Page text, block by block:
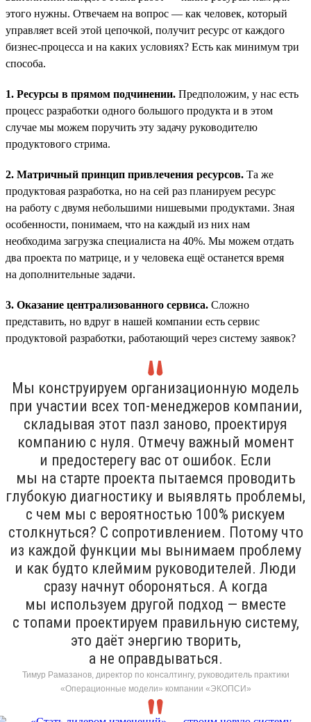
этого нужны. Отвечаем на вопрос — как человек, который
управляет всей этой цепочкой, получит ресурс от каждого
бизнес-процесса и на каких условиях? Есть как минимум три
способа.
1. Ресурсы в прямом подчинении. Предположим, у нас есть
процесс разработки одного большого продукта и в этом
случае мы можем поручить эту задачу руководителю
продуктового стрима.
2. Матричный принцип привлечения ресурсов. Та же
продуктовая разработка, но на сей раз планируем ресурс
на работу с двумя небольшими нишевыми продуктами. Зная
особенности, понимаем, что на каждый из них нам
необходима загрузка специалиста на 40%. Мы можем отдать
два проекта по матрице, и у человека ещё останется время
на дополнительные задачи.
3. Оказание централизованного сервиса. Сложно
представить, но вдруг в нашей компании есть сервис
продуктовой разработки, работающий через систему заявок?
Мы конструируем организационную модель
при участии всех топ-менеджеров компании,
складывая этот пазл заново, проектируя
компанию с нуля. Отмечу важный момент
и предостерегу вас от ошибок. Если
мы на старте проекта пытаемся проводить
глубокую диагностику и выявлять проблемы,
с чем мы с вероятностью 100% рискуем
столкнуться? С сопротивлением. Потому что
из каждой функции мы вынимаем проблему
и как будто клеймим руководителей. Люди
сразу начнут обороняться. А когда
мы используем другой подход — вместе
с топами проектируем правильную систему,
это даёт энергию творить,
а не оправдываться.
Тимур Рамазанов, директор по консалтингу, руководитель практики
«Операционные модели» компании «ЭКОПСИ»